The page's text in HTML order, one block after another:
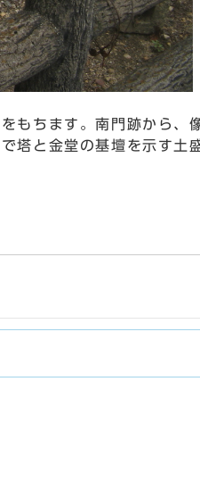
もちます。南門跡から、
塔と金堂の基壇を示す土